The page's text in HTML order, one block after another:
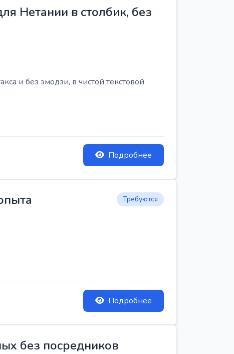
Нетании в столбик, без
и без эмодзи, в чистой текстовой
Подробнее
Требуются
Подробнее
без посредников